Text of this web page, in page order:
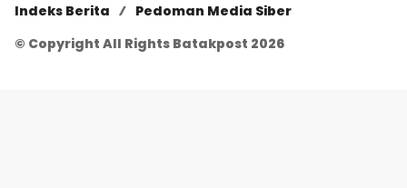
Indeks Berita
Pedoman Media Siber
© Copyright All Rights Batakpost 2026